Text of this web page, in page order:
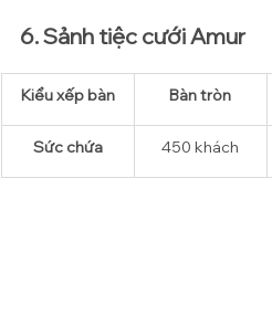
6. Sảnh tiệc cưới Amur
Kiểu xếp bàn ​Bàn tròn
Sức chứa 450 khách